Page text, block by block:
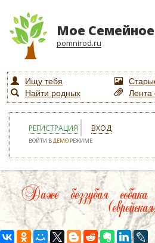
Мое
pomnirod.ru
Ищу тебя
Найти родных
Лента
РЕГИСТРАЦИЯ ВХОД
ВОЙТИ ВДЕМО РЕЖИМЕ
Даже беззубая собака